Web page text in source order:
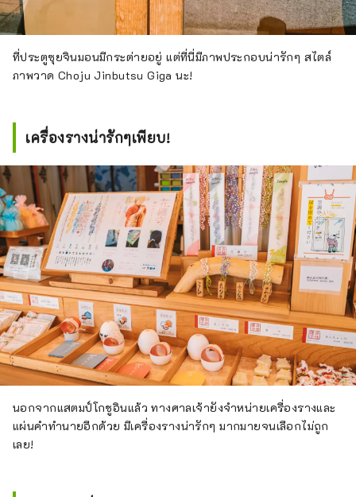
ที่ประตูซุยจินมอนมีกระต่ายอยู่ แต่ที่นี่มีภาพประกอบน่ารักๆ สไตล์
ภาพวาด Choju Jinbutsu Giga นะ!
เครื่องรางน่ารักๆเพียบ!
นอกจากแสตมป์โกชูอินแล้ว ทางศาลเจ้ายังจำหน่ายเครื่องรางและ
แผ่นคำทำนายอีกด้วย มีเครื่องรางน่ารักๆ มากมายจนเลือกไม่ถูก
เลย!